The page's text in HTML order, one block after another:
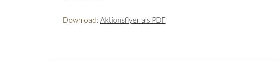
Download: Aktionsflyer als PDF